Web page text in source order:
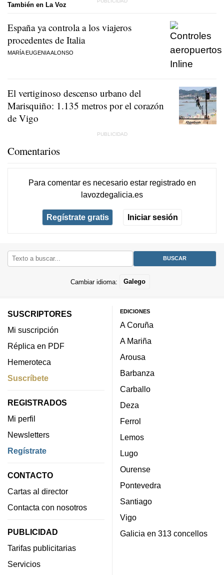
También en La Voz
España ya controla a los viajeros
procedentes de Italia
MARÍA EUGENIA ALONSO
El vertiginoso descenso urbano del
Marisquiño: 1.135 metros por el corazón
de Vigo
Comentarios
Para comentar es necesario estar registradoen
lavozdegalicia.es
Regístrate gratis Iniciar sesión
Cambiar idioma: Galego
SUSCRIPTORES
Mi suscripción
Réplica en PDF
Hemeroteca
Suscríbete
REGISTRADOS
Mi perfil
Newsletters
Regístrate
CONTACTO
Cartas al director
Contacta con nosotros
PUBLICIDAD
Tarifas publicitarias
Servicios
EDICIONES
A Coruña
A Mariña
Arousa
Barbanza
Carballo
Deza
Ferrol
Lemos
Lugo
Ourense
Pontevedra
Santiago
Vigo
Galicia en 313 concellos